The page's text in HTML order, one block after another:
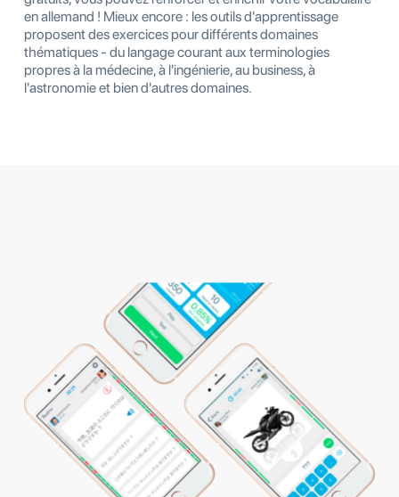
en allemand ! Mieux encore : les outils d'apprentissage
proposent des exercices pour différents domaines
thématiques - du langage courant aux terminologies
propres à la médecine, à l'ingénierie, au business, à
l'astronomie et bien d'autres domaines.